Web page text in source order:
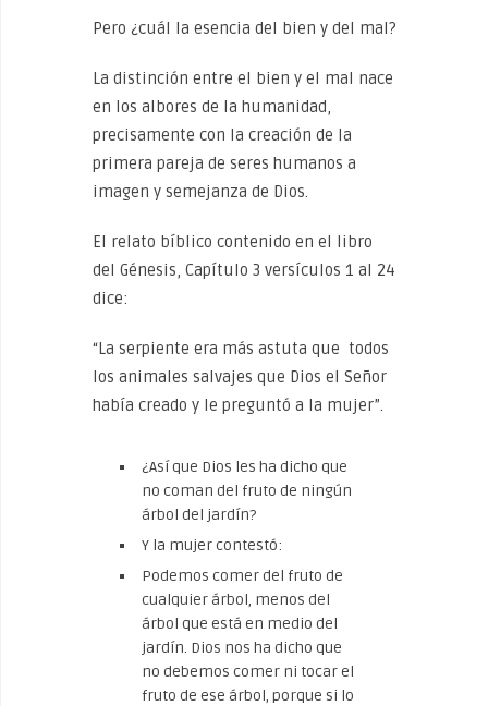
Pero ¿cuál la esencia del bien y del mal?
La distinción entre el bien y el mal nace
en los albores de la humanidad,
precisamente con la creación de la
primera pareja de seres humanos a
imagen y semejanza de Dios.
El relato bíblico contenido en el libro
del Génesis, Capítulo 3 versículos 1 al 24
dice:
“La serpiente era más astuta que todos
los animales salvajes que Dios el Señor
había creado y le preguntó a la mujer”.
¿Así que Dios les ha dicho que
no coman del fruto de ningún
árbol del jardín?
Y la mujer contestó:
Podemos comer del fruto de
cualquier árbol, menos del
árbol que está en medio del
jardín. Dios nos ha dicho que
no debemos comer ni tocar el
fruto de ese árbol, porque si lo